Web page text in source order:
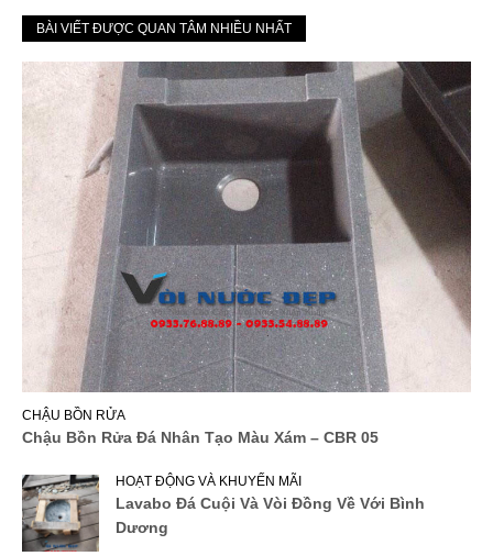
BÀI VIẾT ĐƯỢC QUAN TÂM NHIỀU NHẤT
CHẬU BỒN RỬA
Chậu Bồn Rửa Đá Nhân Tạo Màu Xám – CBR 05
HOẠT ĐỘNG VÀ KHUYẾN MÃI
Lavabo Đá Cuội Và Vòi Đồng Về Với Bình
Dương